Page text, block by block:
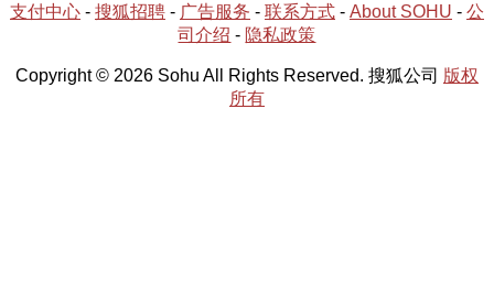
支付中心 - 搜狐招聘 - 广告服务 - 联系方式 - About SOHU - 公
司介绍 - 隐私政策
Copyright © 2026 Sohu All Rights Reserved. 搜狐公司 版权
所有